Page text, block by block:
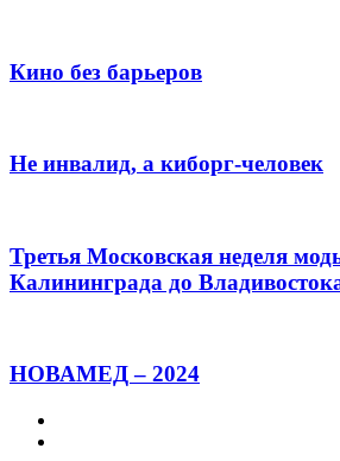
Кино без барьеров
Не инвалид, а киборг-человек
Третья Московская неделя
Калининграда до
НОВАМЕД – 2024